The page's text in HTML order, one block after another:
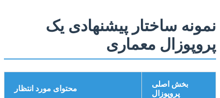
نمونه ساختار پیشنهادی یک
پروپوزال معماری
بخش اصلی
پروپوزال
محتوای مورد انتظار